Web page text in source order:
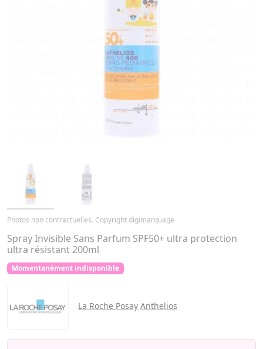
Photos non contractuelles. Copyright digimarquage
Spray Invisible Sans Parfum SPF50+ ultra protection
ultra résistant 200ml
Momentanément indisponible
La Roche Posay Anthelios